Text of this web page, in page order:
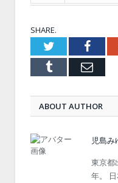
SHARE.
Twitter
Tumblr Email
ABOUT AUTHOR
児島み
東京都
年。